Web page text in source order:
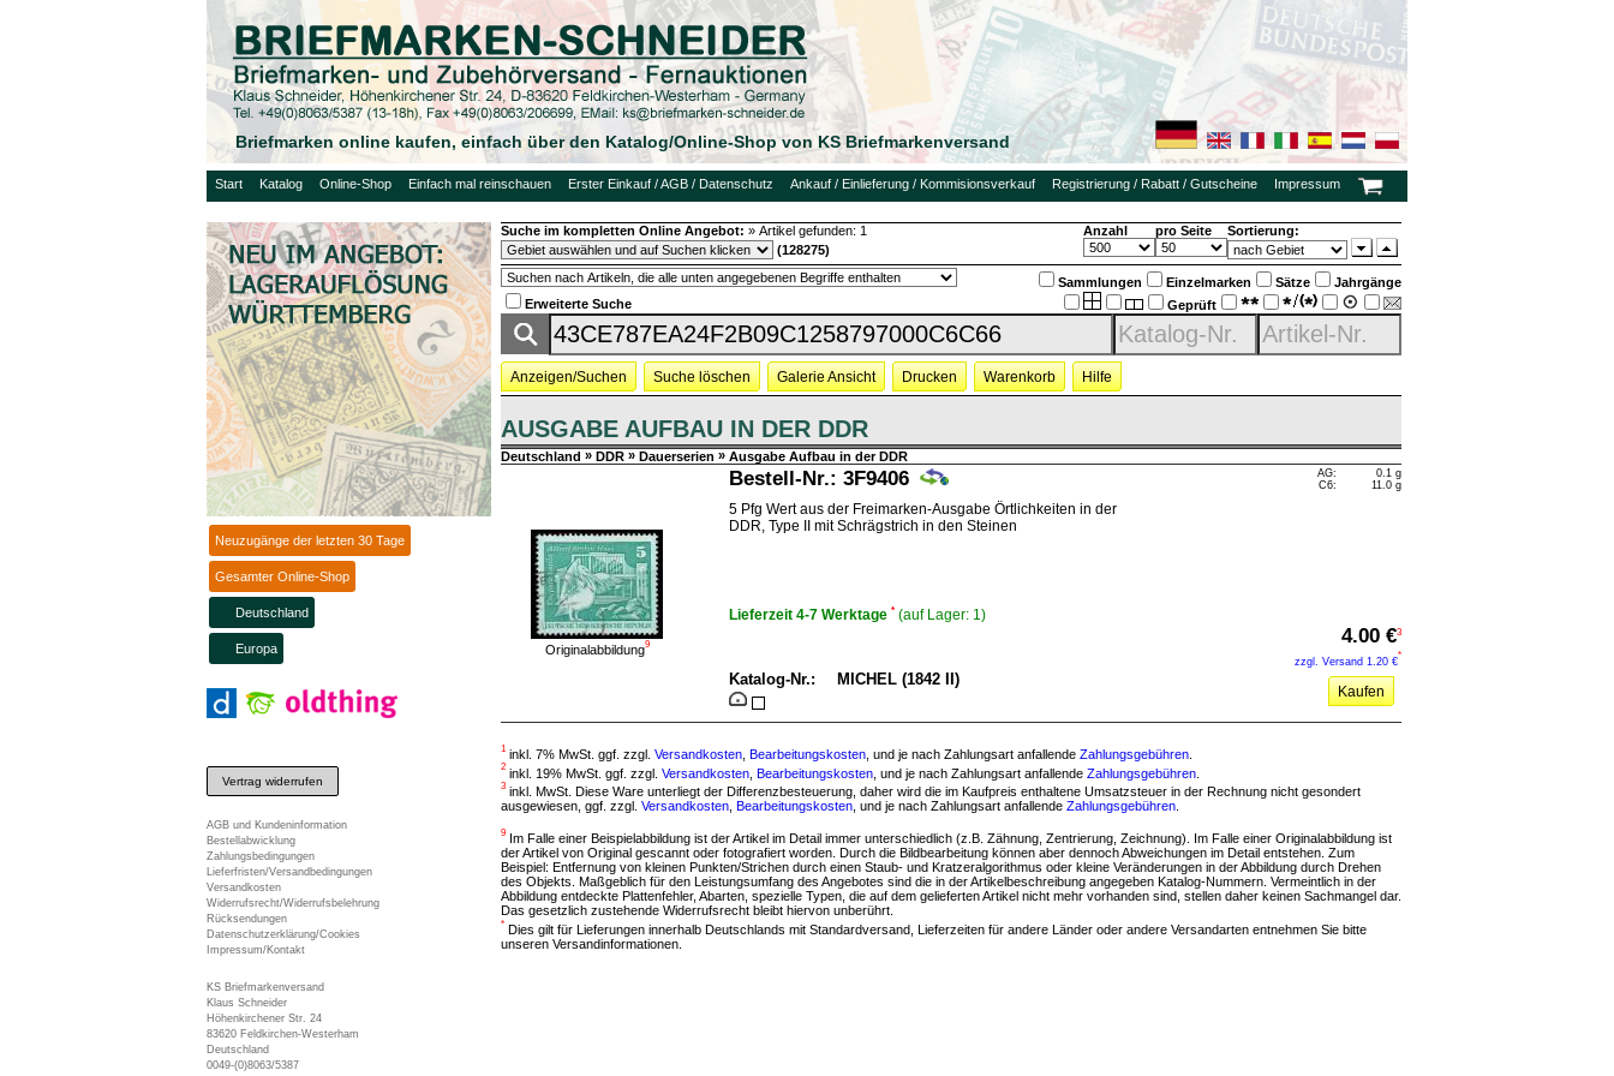
Briefmarken online kaufen, einfach über den Katalog/Online-Shop von KS Briefmarkenversand
Start Katalog Online-Shop Einfach mal reinschauen Erster Einkauf / AGB / Datenschutz Ankauf / Einlieferung / Kommisionsverkauf Registrierung / Rabatt / Gutscheine Impressum
Neuzugänge der letzten 30 Tage
Gesamter Online-Shop
Deutschland
Europa
Vertrag widerrufen
AGB und Kundeninformation
Bestellabwicklung
Zahlungsbedingungen
Lieferfristen/Versandbedingungen
Versandkosten
Widerrufsrecht/Widerrufsbelehrung
Rücksendungen
Datenschutzerklärung/Cookies
Impressum/Kontakt
KS Briefmarkenversand
Klaus Schneider
Höhenkirchener Str. 24
83620 Feldkirchen-Westerham
Deutschland
0049-(0)8063/5387
Suche im kompletten Online Angebot: » Artikel gefunden: 1 Anzahl pro Seite
Sortierung:
(128275)
Sammlungen Einzelmarken Sätze
Jahrgänge
Geprüft
Erweiterte Suche
Anzeigen/Suchen Suche löschen Galerie Ansicht Drucken Warenkorb Hilfe
AUSGABE AUFBAU IN DER DDR
Deutschland » DDR » Dauerserien » Ausgabe Aufbau in der DDR
Originalabbildung9
Bestell-Nr.: 3F9406
AG:
C6:
0.1 g
11.0 g
5 Pfg Wert aus der Freimarken-Ausgabe Örtlichkeiten in der
DDR, Type II mit Schrägstrich in den Steinen
Lieferzeit 4-7 Werktage * (auf Lager: 1)
4.00 €3
zzgl. Versand 1.20 €
*
Katalog-Nr.: MICHEL (1842 II)
Kaufen
1 inkl. 7% MwSt. ggf. zzgl. Versandkosten Bearbeitungskosten , und je nach Zahlungsart anfallende Zahlungsgebühren
2 inkl. 19% MwSt. ggf. zzgl. Versandkosten Bearbeitungskosten , und je nach Zahlungsart anfallende Zahlungsgebühren
3 inkl. MwSt. Diese Ware unterliegt der Differenzbesteuerung, daher wird die im Kaufpreis enthaltene Umsatzsteuer in der Rechnung nicht gesondert
ausgewiesen, ggf. zzgl. Versandkosten Bearbeitungskosten , und je nach Zahlungsart anfallende Zahlungsgebühren
9
Im Falle einer Beispielabbildung ist der Artikel im Detail immer unterschiedlich (z.B. Zähnung, Zentrierung, Zeichnung). Im Falle einer Originalabbildung ist
der Artikel von Original gescannt oder fotografiert worden. Durch die Bildbearbeitung können aber dennoch Abweichungen im Detail entstehen. Zum
Beispiel: Entfernung von kleinen Punkten/Strichen durch einen Staub- und Kratzeralgorithmus oder kleine Veränderungen in der Abbildung durch Drehen
des Objekts. Maßgeblich für den Leistungsumfang des Angebotes sind die in der Artikelbeschreibung angegeben Katalog-Nummern. Vermeintlich in der
Abbildung entdeckte Plattenfehler, Abarten, spezielle Typen, die auf dem gelieferten Artikel nicht mehr vorhanden sind, stellen daher keinen Sachmangel dar.
Das gesetzlich zustehende Widerrufsrecht bleibt hiervon unberührt.
* Dies gilt für Lieferungen innerhalb Deutschlands mit Standardversand, Lieferzeiten für andere Länder oder andere Versandarten entnehmen Sie bitte
unseren Versandinformationen.